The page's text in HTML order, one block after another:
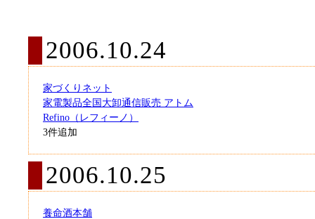
2006.10.24
家づくりネット
家電製品全国大卸通信販売 アトム
Refino（レフィーノ）
3件追加
2006.10.25
養命酒本舗